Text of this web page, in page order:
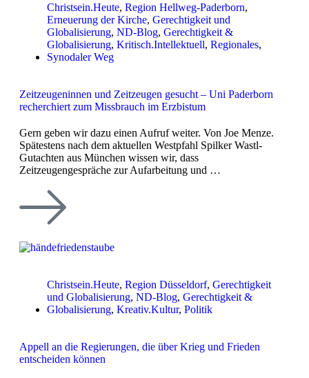
Christsein.Heute, Region Hellweg-Paderborn,
Erneuerung der Kirche, Gerechtigkeit und
Globalisierung, ND-Blog, Gerechtigkeit &
Globalisierung, Kritisch.Intellektuell, Regionales,
Synodaler Weg
Zeitzeugeninnen und Zeitzeugen gesucht – Uni Paderborn
recherchiert zum Missbrauch im Erzbistum
Gern geben wir dazu einen Aufruf weiter. Von Joe Menze.
Spätestens nach dem aktuellen Westpfahl Spilker Wastl-
Gutachten aus München wissen wir, dass
Zeitzeugengespräche zur Aufarbeitung und …
Christsein.Heute, Region Düsseldorf, Gerechtigkeit
und Globalisierung, ND-Blog, Gerechtigkeit &
Globalisierung, Kreativ.Kultur, Politik
Appell an die Regierungen, die über Krieg und Frieden
entscheiden können